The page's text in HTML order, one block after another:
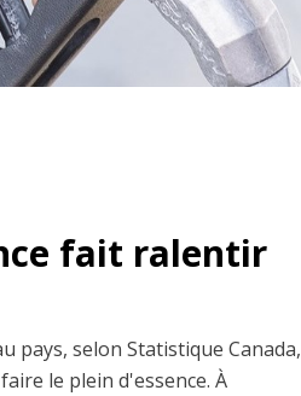
fait ralentir
pays, selon Statistique Canada,
le plein d'essence. À